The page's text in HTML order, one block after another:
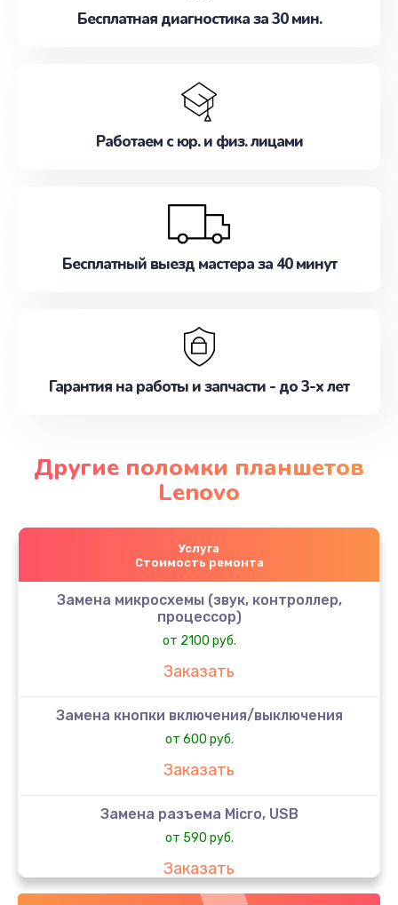
Бесплатная диагностика за 30 мин.
Работаем с юр. и физ. лицами
Бесплатный выезд мастера за 40 минут
Гарантия на работы и запчасти - до 3-х лет
Другие поломки планшетов
Lenovo
Услуга
Стоимость ремонта
Замена микросхемы (звук, контроллер,
процессор)
от 2100 руб.
Заказать
Замена кнопки включения/выключения
от 600 руб.
Заказать
Замена разъема Micro, USB
от 590 руб.
Заказать